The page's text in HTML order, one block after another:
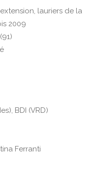
lauriers de la
2009
BDI (VRD)
Ferranti